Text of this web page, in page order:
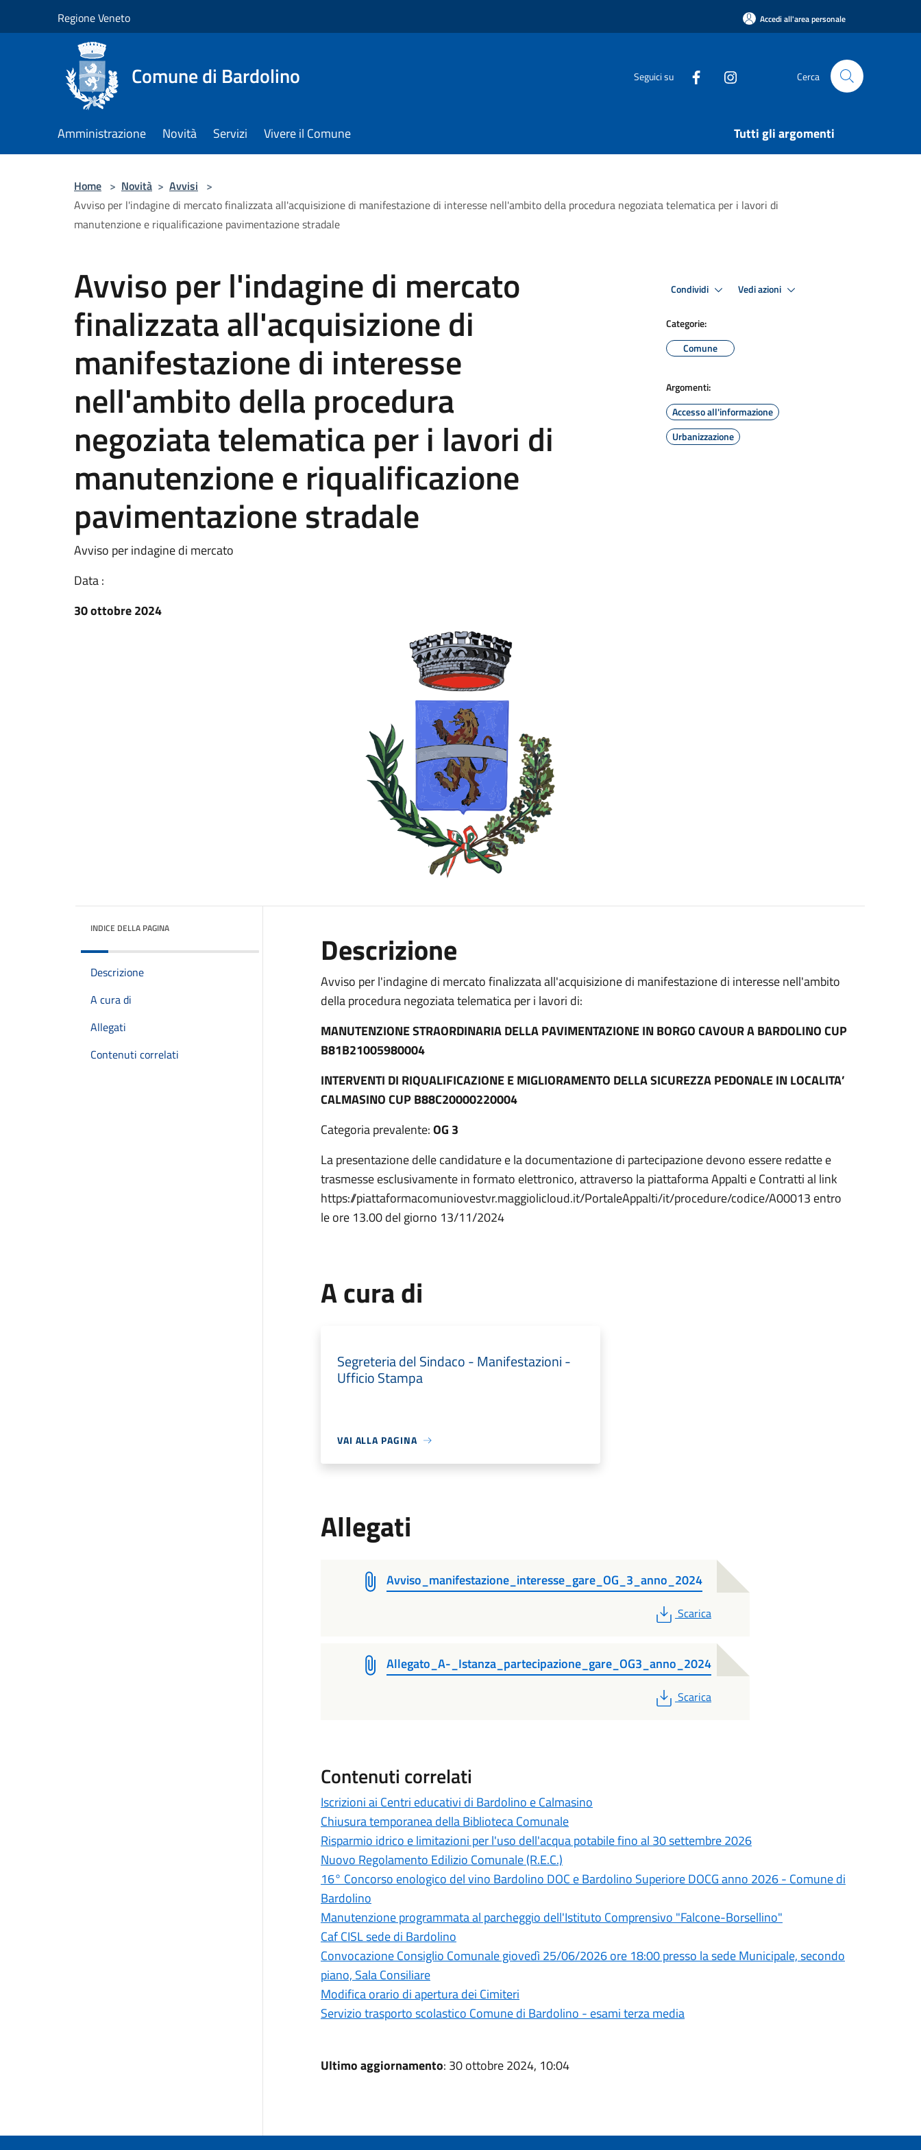
Regione Veneto Accedi all'area personale
Comune di Bardolino Seguici su Cerca
Amministrazione Novità Servizi Vivere il Comune Tutti gli argomenti
Home > Novità > Avvisi >
Avviso per l'indagine di mercato finalizzata all'acquisizione di manifestazione di interesse nell'ambito della procedura negoziata telematica per i lavori di
manutenzione e riqualificazione pavimentazione stradale
Avviso per l'indagine di mercato
finalizzata all'acquisizione di
manifestazione di interesse
nell'ambito della procedura
negoziata telematica per i lavori di
manutenzione e riqualificazione
pavimentazione stradale
Avviso per indagine di mercato
Data :
30 ottobre 2024
Condividi Vedi azioni
Categorie:
Comune
Argomenti:
Accesso all'informazione
Urbanizzazione
INDICE DELLA PAGINA
Descrizione
A cura di
Allegati
Contenuti correlati
Descrizione
Avviso per l'indagine di mercato finalizzata all'acquisizione di manifestazione di interesse nell'ambito
della procedura negoziata telematica per i lavori di:
MANUTENZIONE STRAORDINARIA DELLA PAVIMENTAZIONE IN BORGO CAVOUR A BARDOLINOCUP
B81B21005980004
INTERVENTI DI RIQUALIFICAZIONE E MIGLIORAMENTO DELLA SICUREZZA PEDONALE IN LOCALITA’
CALMASINOCUP B88C20000220004
Categoria prevalente:OG 3
La presentazione delle candidature e la documentazione di partecipazione devono essere redatte e
trasmesse esclusivamente in formato elettronico, attraverso la piattaforma Appalti e Contratti al link
https://piattaformacomuniovestvr.maggiolicloud.it/PortaleAppalti/it/procedure/codice/A00013 entro
le ore 13.00 del giorno 13/11/2024
A cura di
Segreteria del Sindaco - Manifestazioni -
Ufficio Stampa
VAI ALLA PAGINA
Allegati
Avviso_manifestazione_interesse_gare_OG_3_anno_2024
PDF
Scarica
Allegato_A-_Istanza_partecipazione_gare_OG3_anno_2024
PDF
Scarica
Contenuti correlati
Iscrizioni ai Centri educativi di Bardolino e Calmasino
Chiusura temporanea della Biblioteca Comunale
Risparmio idrico e limitazioni per l'uso dell'acqua potabile fino al 30 settembre 2026
Nuovo Regolamento Edilizio Comunale (R.E.C.)
16° Concorso enologico del vino Bardolino DOC e Bardolino Superiore DOCG anno 2026 - Comune di
Bardolino
Manutenzione programmata al parcheggio dell'Istituto Comprensivo "Falcone-Borsellino"
Caf CISL sede di Bardolino
Convocazione Consiglio Comunale giovedì 25/06/2026 ore 18:00 presso la sede Municipale, secondo
piano, Sala Consiliare
Modifica orario di apertura dei Cimiteri
Servizio trasporto scolastico Comune di Bardolino - esami terza media
Ultimo aggiornamento: 30 ottobre 2024, 10:04